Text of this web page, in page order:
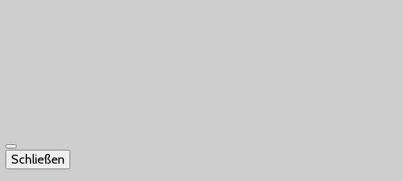
Schließen